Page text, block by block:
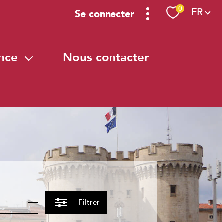
Se connecter 0 Langue
FR
nous contacter
Filtrer